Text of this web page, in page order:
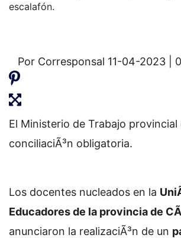
escalafón.
Por Corresponsal 11-04-2023 |
El Ministerio de Trabajo provincial
conciliaciÃ³n obligatoria.
Los docentes nucleados en la
Educadores de la provincia de
anunciaron la realizaciÃ³n de un